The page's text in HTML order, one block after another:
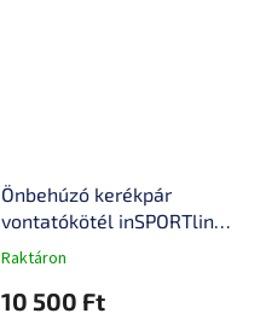
Önbehúzó kerékpár
vontatókötél inSPORTline
Tynur
A
átlagos
Raktáron
10 500 Ft